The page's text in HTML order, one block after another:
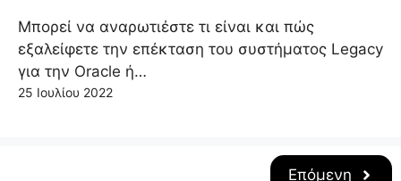
Μπορεί να αναρωτιέστε τι είναι και πώς
εξαλείφετε την επέκταση του συστήματος Legacy
για την Oracle ή…
25 Ιουλίου 2022
Επόμενη